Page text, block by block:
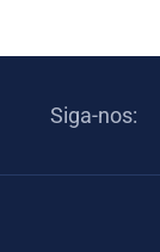
Siga-nos: